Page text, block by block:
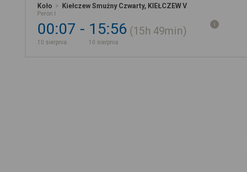
Koło
Peron I
Kiełczew Smużny Czwarty, KIEŁCZEW V
00:07
10 sierpnia
15:56
10 sierpnia
15h 49min